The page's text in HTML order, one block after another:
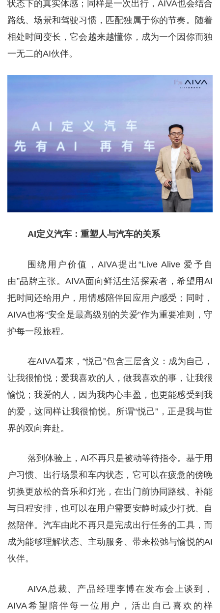
状态下的真实体感；同样是一次出行，AIVA也会结合
路线、场景和驾驶习惯，匹配独属于你的节奏。随着
相处时间变长，它会越来越懂你，成为一个因你而独
一无二的AI伙伴。
AI定义汽车：重塑人与汽车的关系
围绕用户价值，AIVA提出“Live Alive 爱予自
由”品牌主张。AIVA面向鲜活生活探索者，希望用AI
把时间还给用户，用情感陪伴回应用户感受；同时，
AIVA也将“安全是最高级别的关爱”作为重要准则，守
护每一段旅程。
在AIVA看来，“悦己”包含三层含义：成为自己，
让我很愉悦；爱我喜欢的人，做我喜欢的事，让我很
愉悦；我爱的人，因为我内心丰盈，也更能感受到我
的爱，这同样让我很愉悦。所谓“悦己”，正是我与世
界的双向奔赴。
落到体验上，AI不再只是被动等待指令。基于用
户习惯、出行场景和车内状态，它可以在疲惫的傍晚
切换更放松的音乐和灯光，在出门前协同路线、补能
与日程安排，也可以在用户需要安静时减少打扰、自
然陪伴。汽车由此不再只是完成出行任务的工具，而
成为能够理解状态、主动服务、带来松弛与愉悦的AI
伙伴。
AIVA总裁、产品经理李博在发布会上谈到，
AIVA希望陪伴每一位用户，活出自己喜欢的样